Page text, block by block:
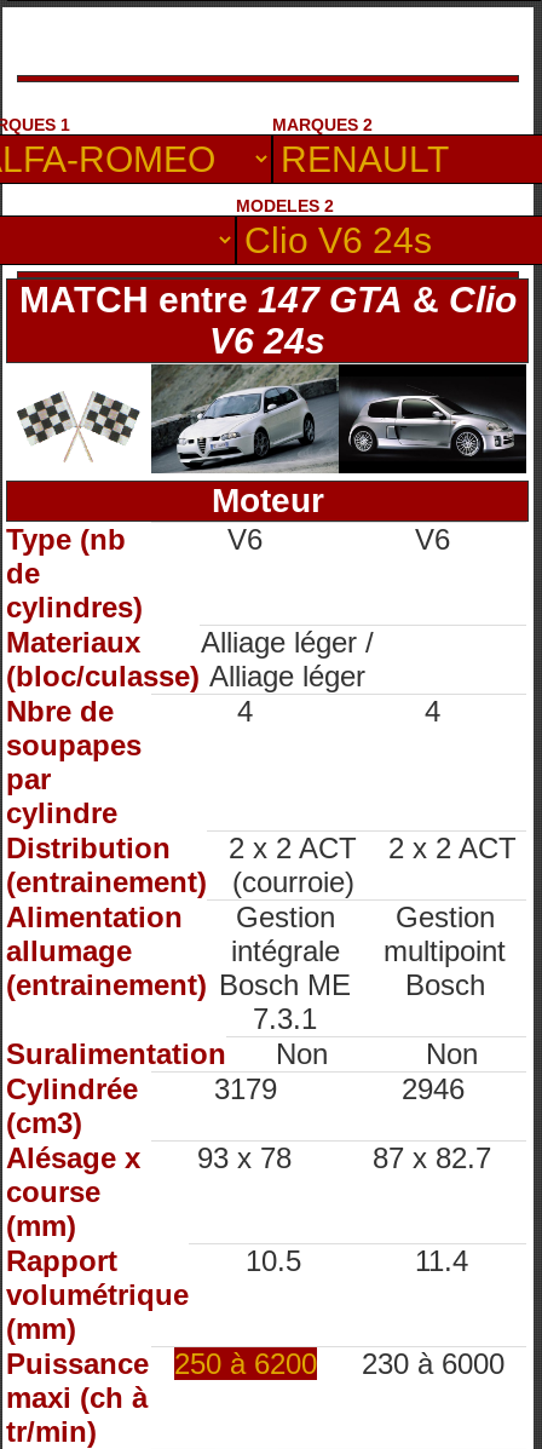
1 MARQUES 2
MODELES 2
MATCH entre 147 GTA & Clio
V6 24s
Moteur
Type (nb
de
cylindres)
V6 V6
Materiaux
(bloc/culasse)
Alliage léger /
Alliage léger
Nbre de
soupapes
par
cylindre
4 4
Distribution
(entrainement)
2 x 2 ACT
(courroie)
2 x 2 ACT
Alimentation
allumage
(entrainement)
Gestion
intégrale
Bosch ME
7.3.1
Gestion
multipoint
Bosch
Suralimentation Non
Non
Cylindrée
(cm3)
3179 2946
Alésage x
course
(mm)
93 x 78 87 x 82.7
Rapport
volumétrique
(mm)
10.5 11.4
Puissance
maxi (ch à
tr/min)
250 à 6200 230 à 6000